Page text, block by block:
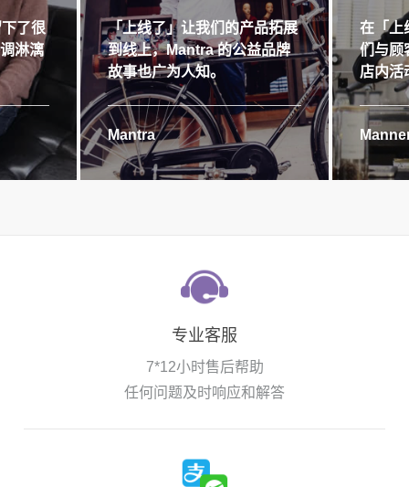
了很
淋漓
「上线了」让我们的产品拓展
到线上，Mantra 的公益品牌
故事也广为人知。
Mantra
在「上
们与顾
店内活
专业客服
7*12小时售后帮助
任何问题及时响应和解答